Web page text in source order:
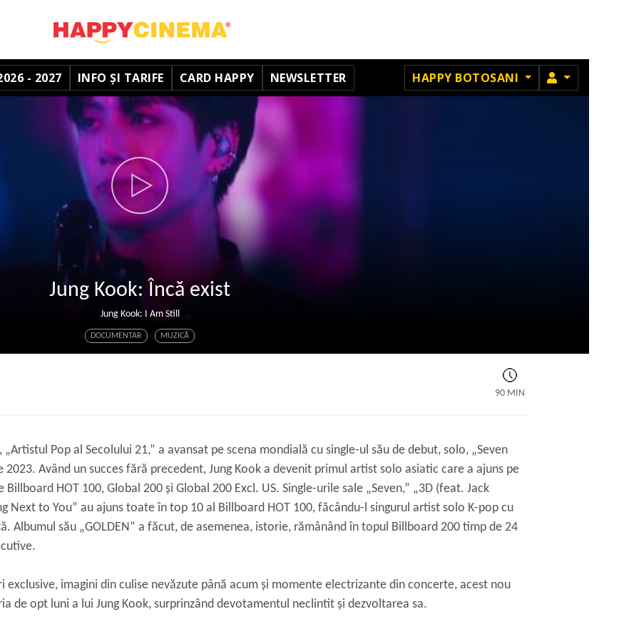
- 2027 INFO ȘI TARIFE CARD HAPPY NEWSLETTER HAPPY BOTOSANI MEMBRU
Jung Kook: Încă exist
Jung Kook: I Am Still
DOCUMENTAR MUZICĂ
90 MIN
„Artistul Pop al Secolului 21,” a avansat pe scena mondială cu single-ul său de debut, solo, „Seven
2023. Având un succes fără precedent, Jung Kook a devenit primul artist solo asiatic care a ajuns pe
HOT 100, Global 200 și Global 200 Excl. US. Single-urile sale „Seven,” „3D (feat. Jack
Next to You” au ajuns toate în top 10 al Billboard HOT 100, făcându-l singurul artist solo K-pop cu
Albumul său „GOLDEN” a făcut, de asemenea, istorie, rămânând în topul Billboard 200 timp de 24
exclusive, imagini din culise nevăzute până acum și momente electrizante din concerte, acest nou
de opt luni a lui Jung Kook, surprinzând devotamentul neclintit și dezvoltarea sa.